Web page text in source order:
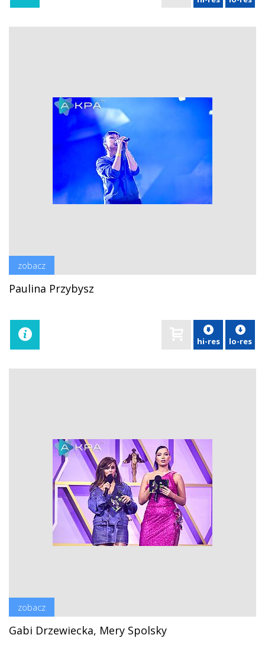
zobacz
Paulina Przybysz
hi-res lo-res
zobacz
Gabi Drzewiecka, Mery Spolsky